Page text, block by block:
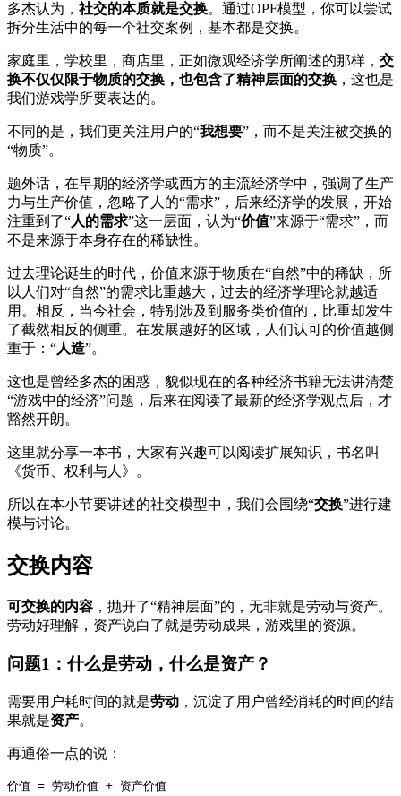
多杰认为， 社交的本质就是交换。通过OPF模型，你可以尝试
拆分生活中的每一个社交案例，基本都是交换。
家庭里，学校里，商店里，正如微观经济学所阐述的那样， 交
换不仅仅限于物质的交换，也包含了精神层面的交换 ，这也是
我们游戏学所要表达的。
不同的是，我们更关注用户的“我想要”，而不是关注被交换的
“物质”。
题外话，在早期的经济学或西方的主流经济学中，强调了生产
力与生产价值，忽略了人的“需求”，后来经济学的发展，开始
注重到了“人的需求”这一层面，认为“价值”来源于“需求”，而
不是来源于本身存在的稀缺性。
过去理论诞生的时代，价值来源于物质在“自然”中的稀缺，所
以人们对“自然”的需求比重越大，过去的经济学理论就越适
用。相反，当今社会，特别涉及到服务类价值的，比重却发生
了截然相反的侧重。在发展越好的区域，人们认可的价值越侧
重于：“人造”。
这也是曾经多杰的困惑，貌似现在的各种经济书籍无法讲清楚
“游戏中的经济”问题，后来在阅读了最新的经济学观点后，才
豁然开朗。
这里就分享一本书，大家有兴趣可以阅读扩展知识，书名叫
《货币、权利与人》。
所以在本小节要讲述的社交模型中，我们会围绕“交换”进行建
模与讨论。
交换内容
可交换的内容 ，抛开了“精神层面”的，无非就是劳动与资产。
劳动好理解，资产说白了就是劳动成果，游戏里的资源。
问题1：什么是劳动，什么是资产？
需要用户耗时间的就是劳动 ，沉淀了用户曾经消耗的时间的结
果就是资产。
再通俗一点的说：
价值 = 劳动价值 + 资产价值